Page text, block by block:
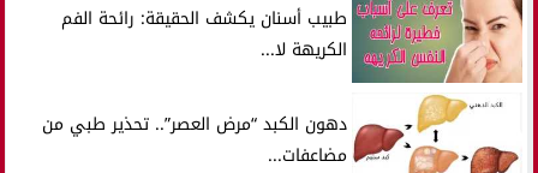
طبيب أسنان يكشف الحقيقة: رائحة الفم
الكريهة لا...
دهون الكبد “مرض العصر”.. تحذير طبي من
مضاعفات...